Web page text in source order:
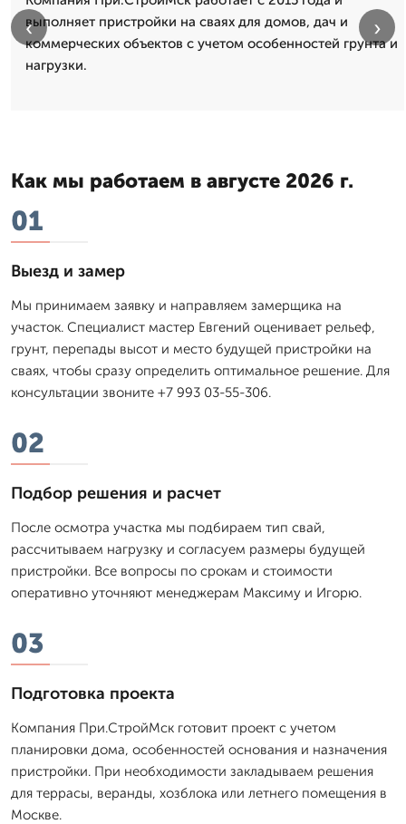
выполняет пристройки на сваях для домов, дач и
коммерческих объектов с учетом особенностей грунта и
нагрузки.
‹ ›
Как мы работаем в августе 2026 г.
01
Выезд и замер
Мы принимаем заявку и направляем замерщика на
участок. Специалист мастер Евгений оценивает рельеф,
грунт, перепады высот и место будущей пристройки на
сваях, чтобы сразу определить оптимальное решение. Для
консультации звоните +7 993 03-55-306.
02
Подбор решения и расчет
После осмотра участка мы подбираем тип свай,
рассчитываем нагрузку и согласуем размеры будущей
пристройки. Все вопросы по срокам и стоимости
оперативно уточняют менеджерам Максиму и Игорю.
03
Подготовка проекта
Компания При.СтройМск готовит проект с учетом
планировки дома, особенностей основания и назначения
пристройки. При необходимости закладываем решения
для террасы, веранды, хозблока или летнего помещения в
Москве.